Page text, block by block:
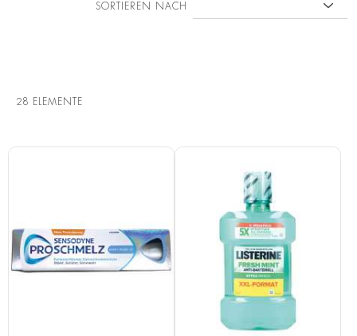
28 ELEMENTE
SORTIEREN NACH